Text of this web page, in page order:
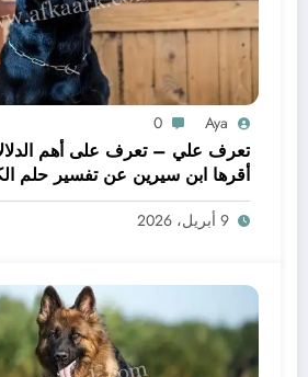
Aya
0
تعرف علي – تعرف على أهم
أقرها ابن سيرين عن تفسير حلم
لحم – بالتفصيل
9 أبريل، 2026